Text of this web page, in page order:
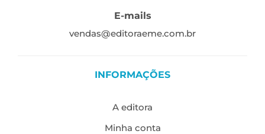
E-mails
vendas@editoraeme.com.br
INFORMAÇÕES
A editora
Minha conta